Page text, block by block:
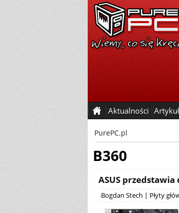
Aktualności
PurePC.pl
B360
ASUS
Bogdan Stech | Płyty